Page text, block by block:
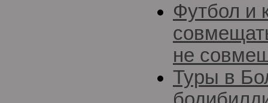
Футбол и
не
Туры в